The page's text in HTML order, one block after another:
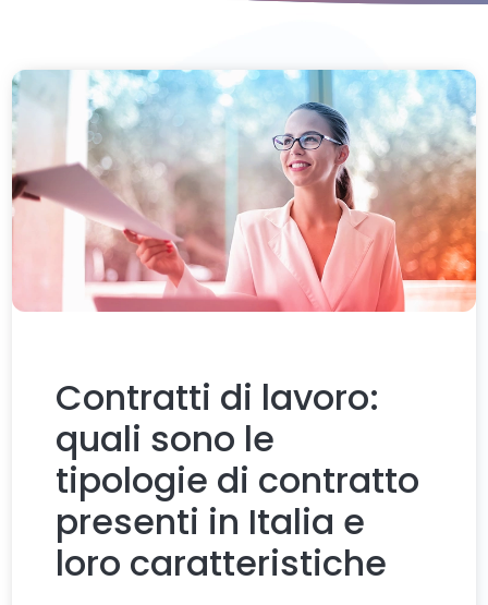
Contratti di lavoro:
quali sono le
tipologie di contratto
presenti in Italia e
loro caratteristiche